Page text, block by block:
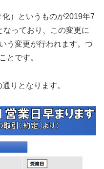
）というものが2019年7
なっており、この変更に
う変更が行われます。つ
とです。
りとなります。